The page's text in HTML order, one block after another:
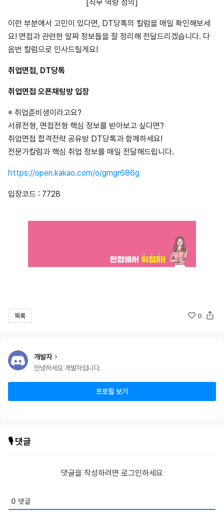
[직무 역량 정의]
이런 부분에서 고민이 있다면, DT당톡의 칼럼을 매일 확인해보세
요! 면접과 관련한 알짜 정보들을 잘 정리해 전달드리겠습니다. 다
음번 칼럼으로 인사드릴게요!
취업면접, DT당톡
취업면접 오픈채팅방 입장
※ 취업준비생이라고요?
서류전형, 면접전형 핵심 정보를 받아보고 싶다면?
취업면접 합격전략 공유방 DT당톡과 함께하세요!
전문가칼럼과 핵심 취업 정보를 매일 전달해드립니다.
https://open.kakao.com/o/gmgr686g
입장코드 : 7728
목록 0
개발자
안녕하세요 개발자입니다.
프로필 보기
🎙️ 댓글
댓글을 작성하려면 로그인하세요
0 댓글